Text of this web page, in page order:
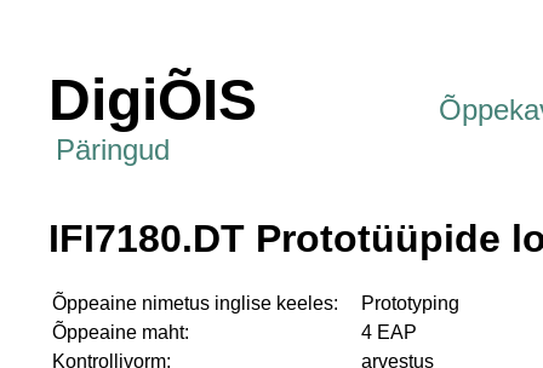
DigiÕIS
Päringud
IFI7180.DT Prototüüpide
Õppeaine nimetus inglise keeles:
Prototyping
Õppeaine maht:
4 EAP
Kontrollivorm:
arvestus